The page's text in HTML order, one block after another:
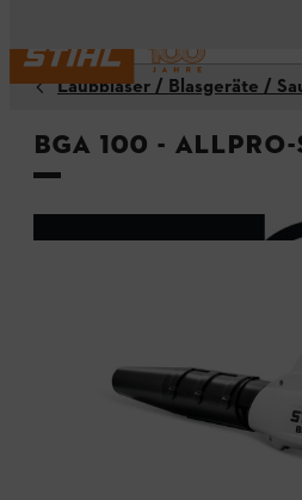
Laubbläser / Blasgeräte /
BGA 100 -